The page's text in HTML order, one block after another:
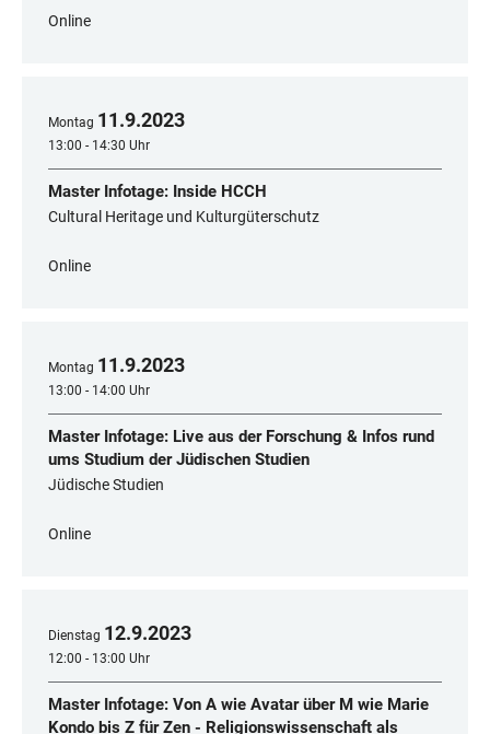
Online
Montag 11.9.2023
13:00 - 14:30 Uhr
Master Infotage: Inside HCCH
Cultural Heritage und Kulturgüterschutz
Online
Montag 11.9.2023
13:00 - 14:00 Uhr
Master Infotage: Live aus der Forschung & Infos rund
ums Studium der Jüdischen Studien
Jüdische Studien
Online
Dienstag 12.9.2023
12:00 - 13:00 Uhr
Master Infotage: Von A wie Avatar über M wie Marie
Kondo bis Z für Zen - Religionswissenschaft als